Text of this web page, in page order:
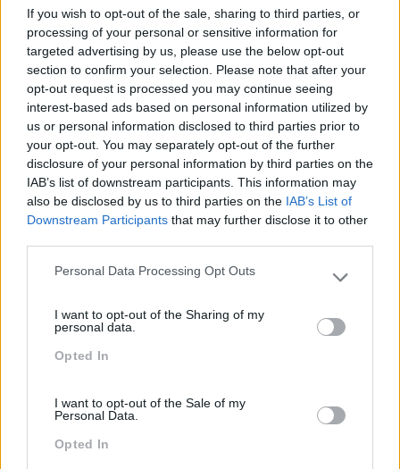
If you wish to opt-out of the sale, sharing to third parties, or
processing of your personal or sensitive information for
targeted advertising by us, please use the below opt-out
section to confirm your selection. Please note that after your
opt-out request is processed you may continue seeing
interest-based ads based on personal information utilized by
us or personal information disclosed to third parties prior to
your opt-out. You may separately opt-out of the further
disclosure of your personal information by third parties on the
IAB’s list of downstream participants. This information may
also be disclosed by us to third parties on the IAB’s List of
Downstream Participants that may further disclose it to other
Please note that this website/app uses one or more Google
not limited to your visit or usage behaviour. You may click to
grant or deny consent to Google and its third-party tags to
use your data for below specified purposes in below Google
Personal Data Processing Opt Outs
I want to opt-out of the Sharing of my
personal data.
Opted In
I want to opt-out of the Sale of my
Personal Data.
Opted In
Cursos relacionados
CCP – REVISÃO DO CÓDIGO DOS CONTRATOS